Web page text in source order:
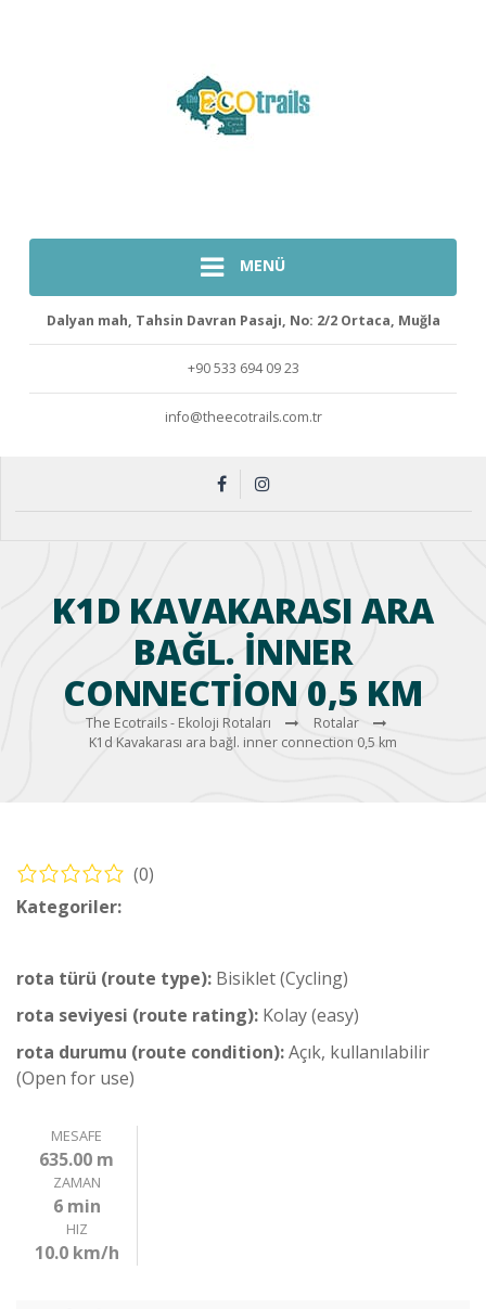
MENÜ
Dalyan mah, Tahsin Davran Pasajı, No: 2/2 Ortaca, Muğla
+90 533 694 09 23
info@theecotrails.com.tr
K1D KAVAKARASI ARA
BAĞL. INNER
CONNECTION 0,5 KM
The Ecotrails - Ekoloji Rotaları
Rotalar
K1d Kavakarası ara bağl. inner connection 0,5 km
(0)
Kategoriler:
Bisiklet – Köyceğiz Rotaları (Cycling – Köyceğiz
rota türü (route type): Bisiklet (Cycling)
rota seviyesi (route rating): Kolay (easy)
rota durumu (route condition):Açık, kullanılabilir
(Open for use)
MESAFE
635.00 m
ZAMAN
6 min
HIZ
10.0 km/h